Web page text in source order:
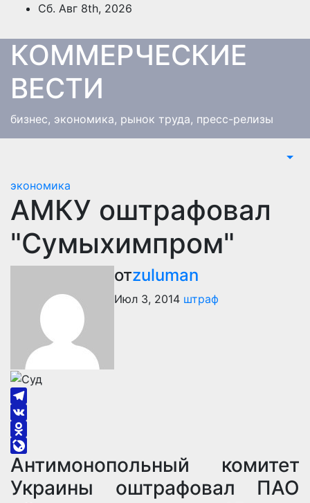
Перейти
содержимому
Сб. Авг 8th, 2026
КОММЕРЧЕСКИЕ
ВЕСТИ
бизнес, экономика, рынок труда, пресс-релизы
экономика
АМКУ оштрафовал
"Сумыхимпром"
отzuluman
Июл 3, 2014 штраф
Telegram
VK
Odnoklassniki
LiveJournal
Антимонопольный комитет
Украины оштрафовал ПАО